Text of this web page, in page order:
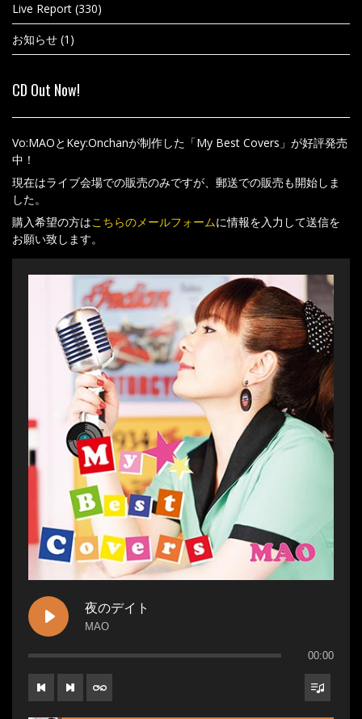
Live Report (330)
お知らせ (1)
CD Out Now!
Vo:MAOとKey:Onchanが制作した「My Best Covers」が好評発売
中！
現在はライブ会場での販売のみですが、郵送での販売も開始しま
した。
購入希望の方はこちらのメールフォームに情報を入力して送信を
お願い致します。
夜のデイト
MAO
00:00